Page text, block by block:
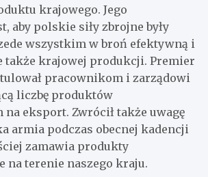
krajowego. Jego
aby polskie siły zbrojne były
wszystkim w broń efektywną i
także krajowej produkcji. Premier
pracownikom i zarządowi
liczbę produktów
na eksport. Zwrócił także uwagę
armia podczas obecnej kadencji
zamawia produkty
na terenie naszego kraju.